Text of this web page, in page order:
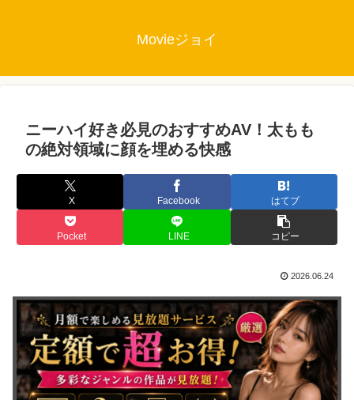
Movieジョイ
ニーハイ好き必見のおすすめAV！太もも
の絶対領域に顔を埋める快感
X Facebook はてブ
Pocket LINE コピー
2026.06.24